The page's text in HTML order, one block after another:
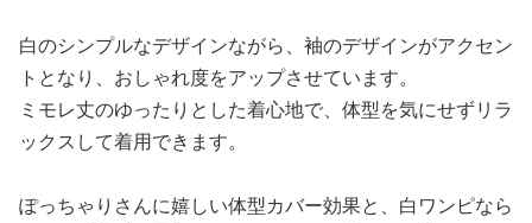
白のシンプルなデザインながら、袖のデザインがアクセン
トとなり、おしゃれ度をアップさせています。
ミモレ丈のゆったりとした着心地で、体型を気にせずリラ
ックスして着用できます。
ぽっちゃりさんに嬉しい体型カバー効果と、白ワンピなら